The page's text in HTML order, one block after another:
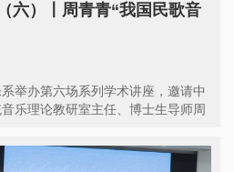
六）〡周青青“我国民歌音
举办第六场系列学术讲座，邀请中
乐理论教研室主任、博士生导师周